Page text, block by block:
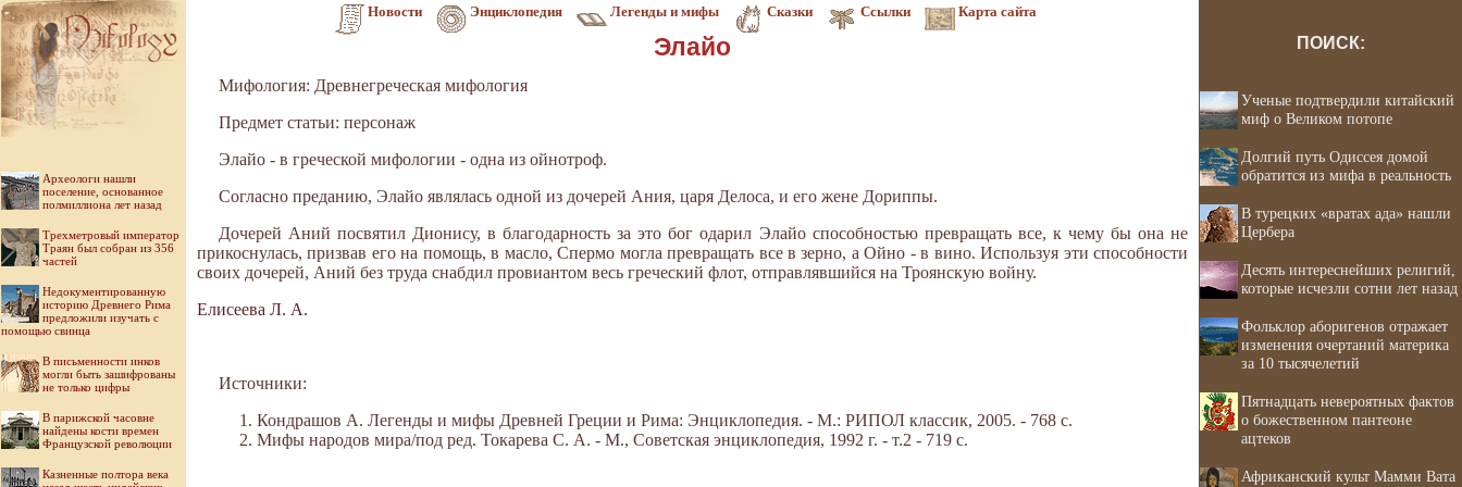
Новости Энциклопедия Легенды и мифы Сказки Ссылки Карта сайта
Археологи нашли
поселение, основанное
полмиллиона лет назад
Трехметровый император
Траян был собран из 356
частей
Недокументированную
историю Древнего Рима
предложили изучать с
помощью свинца
В письменности инков
могли быть зашифрованы
не только цифры
В парижской часовне
найдены кости времен
Французской революции
Казненные полтора века
Элайо
Мифология: Древнегреческая мифология
Предмет статьи: персонаж
Элайо - в греческой мифологии - одна из ойнотроф.
Согласно преданию, Элайо являлась одной из дочерей Ания, царя Делоса, и его жене Дориппы.
Дочерей Аний посвятил Дионису, в благодарность за это бог одарил Элайо способностью превращать все, к чему бы она не
прикоснулась, призвав его на помощь, в масло, Спермо могла превращать все в зерно, а Ойно - в вино. Используя эти способности
своих дочерей, Аний без труда снабдил провиантом весь греческий флот, отправлявшийся на Троянскую войну.
Елисеева Л. А.
Источники:
Кондрашов А. Легенды и мифы Древней Греции и Рима: Энциклопедия. - М.: РИПОЛ классик, 2005. - 768 с.
Мифы народов мира/под ред. Токарева С. А. - М., Советская энциклопедия, 1992 г. - т.2 - 719 с.
ПОИСК:
Ученые подтвердили китайский
миф о Великом потопе
Долгий путь Одиссея домой
обратится из мифа в реальность
В турецких «вратах ада» нашли
Цербера
Десять интереснейших религий,
которые исчезли сотни лет назад
Фольклор аборигенов отражает
изменения очертаний материка
за 10 тысячелетий
Пятнадцать невероятных фактов
о божественном пантеоне
ацтеков
Африканский культ Мамми Вата